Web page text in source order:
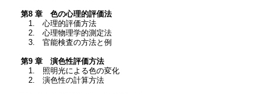
第8 章 色の心理的評価法
1. 心理的評価方法
2. 心理物理学的測定法
3. 官能検査の方法と例
第9 章 演色性評価方法
1. 照明光による色の変化
2. 演色性の計算方法